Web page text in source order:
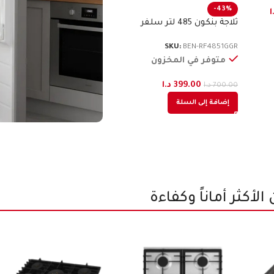
700.00 د.ا
ستيل فاتح بنكون
متوفر في المخزون
900.00
إضافة إلى السلة
أماناً وكفاءة